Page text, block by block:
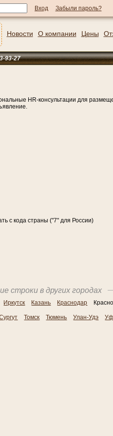
Забыли пароль?
Новости О компании Цены
27
HR-консультации для
с кода страны ("7" для России)
строки в других городах
Иркутск Казань Краснодар
Томск Тюмень Улан-Удэ